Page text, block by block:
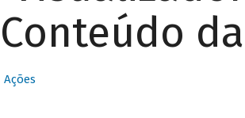
Conteúdo
Ações